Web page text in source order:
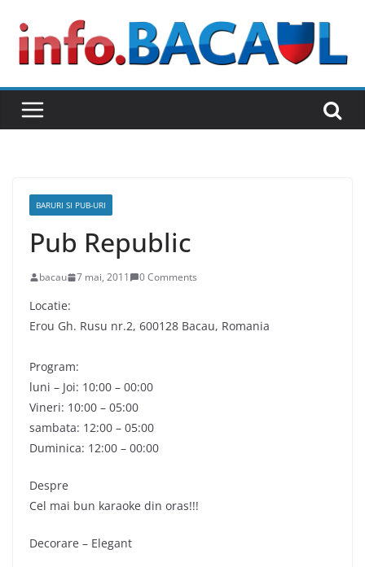
content
BARURI SI PUB-URI
Pub Republic
bacau 7 mai, 2011 0 Comments
Locatie:
Erou Gh. Rusu nr.2, 600128 Bacau, Romania
Program:
luni – Joi: 10:00 – 00:00
Vineri: 10:00 – 05:00
sambata: 12:00 – 05:00
Duminica: 12:00 – 00:00
Despre
Cel mai bun karaoke din oras!!!
Decorare – Elegant